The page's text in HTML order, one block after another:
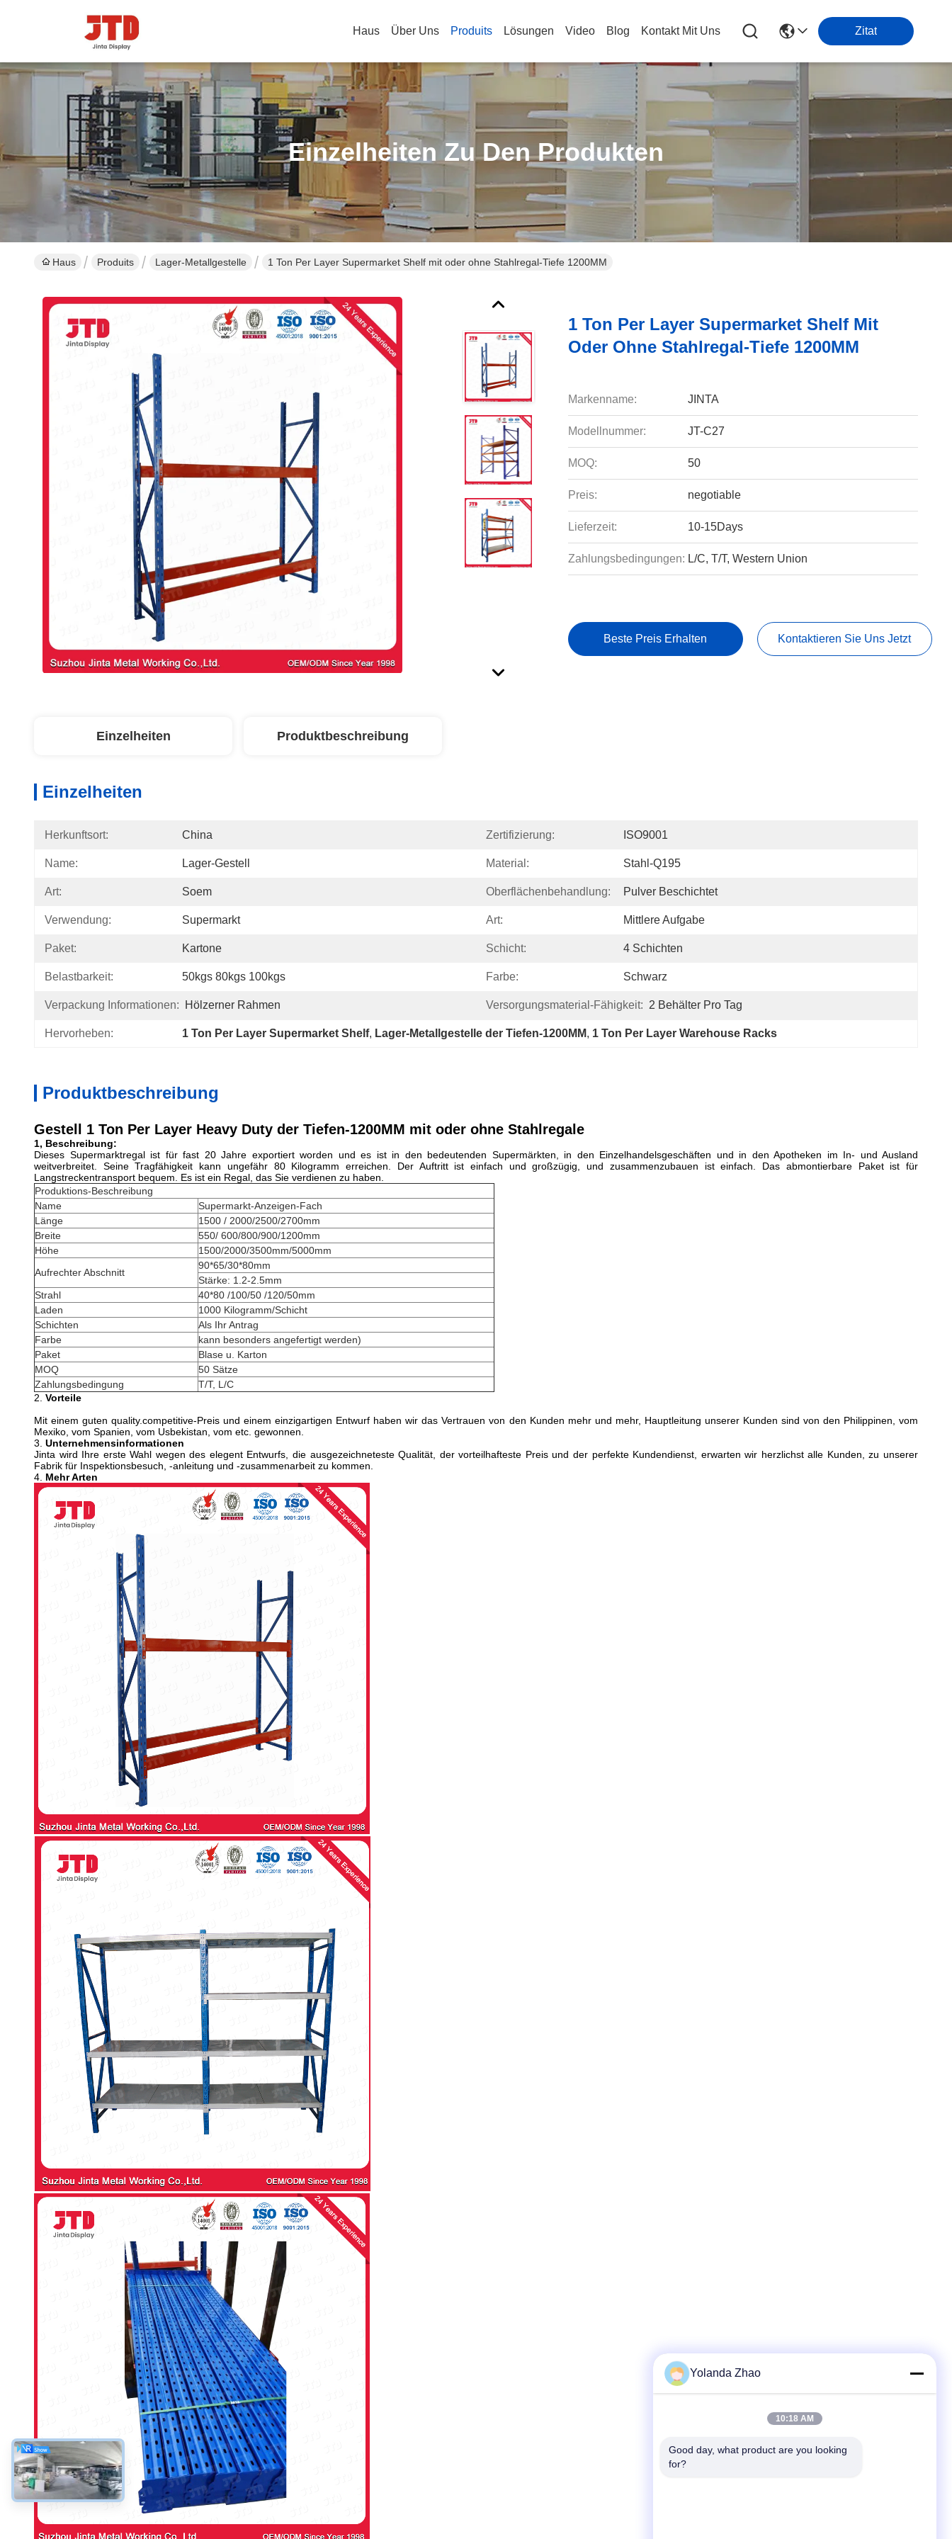
Haus Über Uns Produits Lösungen Video Blog Kontakt Mit Uns Zitat
Einzelheiten Zu Den Produkten
Haus Produits Lager-Metallgestelle 1 Ton Per Layer Supermarket Shelf mit oder ohne Stahlregal-Tiefe 1200MM
1 Ton Per Layer Supermarket Shelf Mit
Oder Ohne Stahlregal-Tiefe 1200MM
Markenname: JINTA
Modellnummer: JT-C27
MOQ: 50
Preis: negotiable
Lieferzeit: 10-15Days
Zahlungsbedingungen: L/C, T/T, Western Union
Beste Preis Erhalten Kontaktieren Sie Uns Jetzt
Einzelheiten Produktbeschreibung
Einzelheiten
Herkunftsort: China Zertifizierung: ISO9001
Name: Lager-Gestell Material: Stahl-Q195
Art: Soem Oberflächenbehandlung: Pulver Beschichtet
Verwendung: Supermarkt Art: Mittlere Aufgabe
Paket: Kartone Schicht: 4 Schichten
Belastbarkeit: 50kgs 80kgs 100kgs Farbe: Schwarz
Verpackung Informationen: Hölzerner Rahmen Versorgungsmaterial-Fähigkeit: 2 Behälter Pro Tag
Hervorheben: 1 Ton Per Layer Supermarket Shelf, Lager-Metallgestelle der Tiefen-1200MM, 1 Ton Per Layer Warehouse Racks
Produktbeschreibung
Gestell 1 Ton Per Layer Heavy Duty der Tiefen-1200MM mit oder ohne Stahlregale
1, Beschreibung:
Dieses Supermarktregal ist für fast 20 Jahre exportiert worden und es ist in den bedeutenden Supermärkten, in den Einzelhandelsgeschäften und in den Apotheken im In- und Ausland
weitverbreitet. Seine Tragfähigkeit kann ungefähr 80 Kilogramm erreichen. Der Auftritt ist einfach und großzügig, und zusammenzubauen ist einfach. Das abmontierbare Paket ist für
Langstreckentransport bequem. Es ist ein Regal, das Sie verdienen zu haben.
Produktions-Beschreibung
Name
Supermarkt-Anzeigen-Fach
Länge
1500 / 2000/2500/2700mm
Breite
550/ 600/800/900/1200mm
Höhe
1500/2000/3500mm/5000mm
Aufrechter Abschnitt
90*65/30*80mm
Stärke: 1.2-2.5mm
Strahl
40*80 /100/50 /120/50mm
Laden
1000 Kilogramm/Schicht
Schichten
Als Ihr Antrag
Farbe
kann besonders angefertigt werden)
Paket
Blase u. Karton
MOQ
50 Sätze
Zahlungsbedingung
T/T, L/C
2. Vorteile
Mit einem guten quality.competitive-Preis und einem einzigartigen Entwurf haben wir das Vertrauen von den Kunden mehr und mehr, Hauptleitung unserer Kunden sind von den Philippinen, vom
Mexiko, vom Spanien, vom Usbekistan, vom etc. gewonnen.
3. Unternehmensinformationen
Jinta wird Ihre erste Wahl wegen des elegent Entwurfs, die ausgezeichneteste Qualität, der vorteilhafteste Preis und der perfekte Kundendienst, erwarten wir herzlichst alle Kunden, zu unserer
Fabrik für Inspektionsbesuch, -anleitung und -zusammenarbeit zu kommen.
4. Mehr Arten
Yolanda Zhao
10:18 AM
Good day, what product are you looking
for?